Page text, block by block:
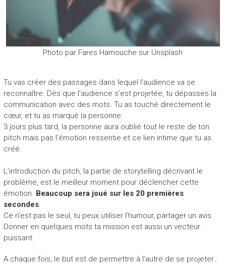
Photo par Fares Hamouche sur Unsplash
Tu vas créer des passages dans lequel l’audience va se
reconnaître. Dès que l’audience s’est projetée, tu dépasses la
communication avec des mots. Tu as touché directement le
cœur, et tu as marqué la personne.
3 jours plus tard, la personne aura oublié tout le reste de ton
pitch mais pas l’émotion ressentie et ce lien intime que tu as
créé.
L’introduction du pitch, la partie de storytelling décrivant le
problème, est le meilleur moment pour déclencher cette
émotion. Beaucoup sera joué sur les 20 premières
secondes.
Ce n’est pas le seul, tu peux utiliser l’humour, partager un avis.
Donner en quelques mots ta mission est aussi un vecteur
puissant.
A chaque fois, le but est de permettre à l’autre de se projeter…